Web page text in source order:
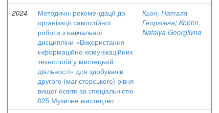
2024
Методичні рекомендації до
організації самостійної
роботи з навчальної
дисципліни «Використання
інформаційно-комунікаційних
технологій у мистецькій
діяльності» для здобувачів
другого (магістерського) рівня
вищої освіти за спеціальністю
025 Музичне мистецтво
Кьон, Наталя
Георгіївна; Koehn,
Natalya Georgiivna